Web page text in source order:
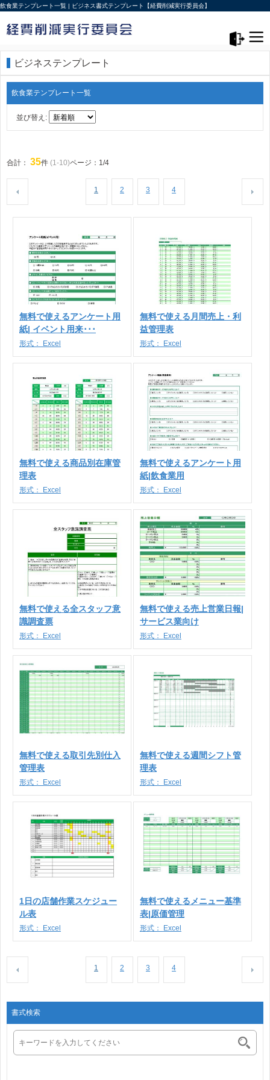
飲食業テンプレート一覧 | ビジネス書式テンプレート【経費削減実行委員会】
ビジネステンプレート
飲食業テンプレート一覧
並び替え:
合計： 35件 (1-10)ページ：1/4
1 2 3 4
無料で使えるアンケート用
紙| イベント用来･･･
形式： Excel
無料で使える月間売上・利
益管理表
形式： Excel
無料で使える商品別在庫管
理表
形式： Excel
無料で使えるアンケート用
紙|飲食業用
形式： Excel
無料で使える全スタッフ意
識調査票
形式： Excel
無料で使える売上営業日報|
サービス業向け
形式： Excel
無料で使える取引先別仕入
管理表
形式： Excel
無料で使える週間シフト管
理表
形式： Excel
1日の店舗作業スケジュー
ル表
形式： Excel
無料で使えるメニュー基準
表|原価管理
形式： Excel
1 2 3 4
書式検索